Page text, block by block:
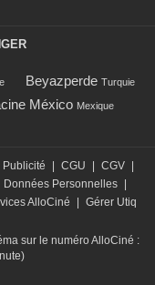
Beyazperde Turquie
México Mexique
Publicité CGU CGV
Données Personnelles
AlloCiné
Gérer Utiq
sur le numéro AlloCiné :